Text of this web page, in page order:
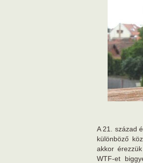
A 21. század
különböző
akkor
WTF-et